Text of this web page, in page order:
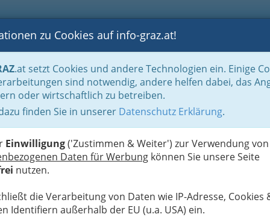
BLOGS FOTOS GASTRONOMIE BRANCHEN
zu Cookies auf info-graz.at!
.at setzt Cookies und andere Technologien ein. Einige
sind notwendig, andere helfen dabei, das
oder wirtschaftlich zu betreiben.
finden Sie in unserer Datenschutz Erklärung.
Einwilligung('Zustimmen & Weiter') zur Verwendung von
Daten für Werbung können Sie unsere Seite
nutzen.
die Verarbeitung von Daten wie IP-Adresse, Cookies
Identifiern außerhalb der EU (u.a. USA) ein.
für Fun, Spaß und Hobby